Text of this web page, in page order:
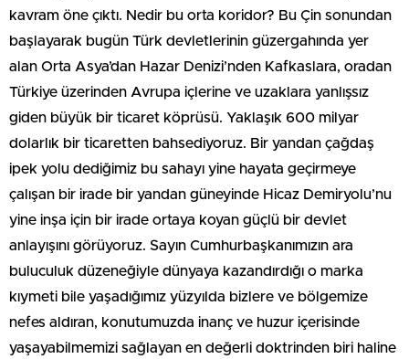
kavram öne çıktı. Nedir bu orta koridor? Bu Çin sonundan
başlayarak bugün Türk devletlerinin güzergahında yer
alan Orta Asya’dan Hazar Denizi’nden Kafkaslara, oradan
Türkiye üzerinden Avrupa içlerine ve uzaklara yanlışsız
giden büyük bir ticaret köprüsü. Yaklaşık 600 milyar
dolarlık bir ticaretten bahsediyoruz. Bir yandan çağdaş
ipek yolu dediğimiz bu sahayı yine hayata geçirmeye
çalışan bir irade bir yandan güneyinde Hicaz Demiryolu’nu
yine inşa için bir irade ortaya koyan güçlü bir devlet
anlayışını görüyoruz. Sayın Cumhurbaşkanımızın ara
buluculuk düzeneğiyle dünyaya kazandırdığı o marka
kıymeti bile yaşadığımız yüzyılda bizlere ve bölgemize
nefes aldıran, konutumuzda inanç ve huzur içerisinde
yaşayabilmemizi sağlayan en değerli doktrinden biri haline